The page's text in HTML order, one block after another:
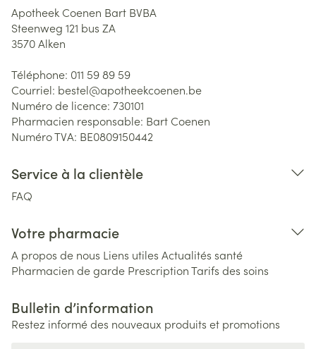
Apotheek Coenen Bart BVBA
Steenweg 121 bus ZA
3570Alken
Téléphone: 011 59 89 59
Courriel: bestel@apotheekcoenen.be
Numéro de licence: 730101
Pharmacien responsable: Bart Coenen
Numéro TVA: BE0809150442
Service à la clientèle
FAQ
Votre pharmacie
A propos de nous Liens utiles Actualités santé
Pharmacien de garde PrescriptionTarifs des soins
Bulletin d’information
Restez informé des nouveaux produits et promotions